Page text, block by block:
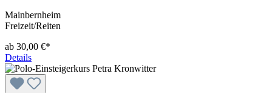
Mainbernheim
Freizeit/Reiten
ab 30,00 €*
Details